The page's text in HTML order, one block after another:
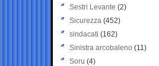
Sestri Levante (2)
Sicurezza (452)
sindacati (162)
Sinistra arcobaleno (11)
Soru (4)